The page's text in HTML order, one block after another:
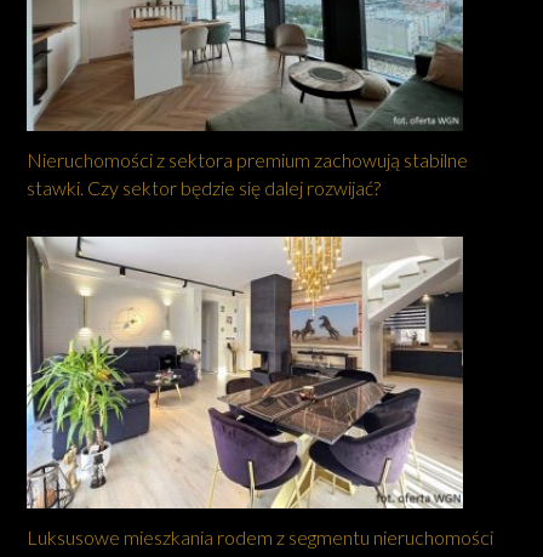
Nieruchomości z sektora premium zachowują stabilne
stawki. Czy sektor będzie się dalej rozwijać?
Luksusowe mieszkania rodem z segmentu nieruchomości